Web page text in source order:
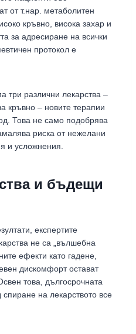
от т.нар. метаболитен
кръвно, висока захар и
за адресиране на всички
протокол е
три различни лекарства –
кръвно – новите терапии
Това не само подобрява
риска от нежелани
и усложнения.
и бъдещи
експертите
не са „вълшебна
ефекти като гадене,
дискомфорт остават
това, дългосрочната
на лекарството все